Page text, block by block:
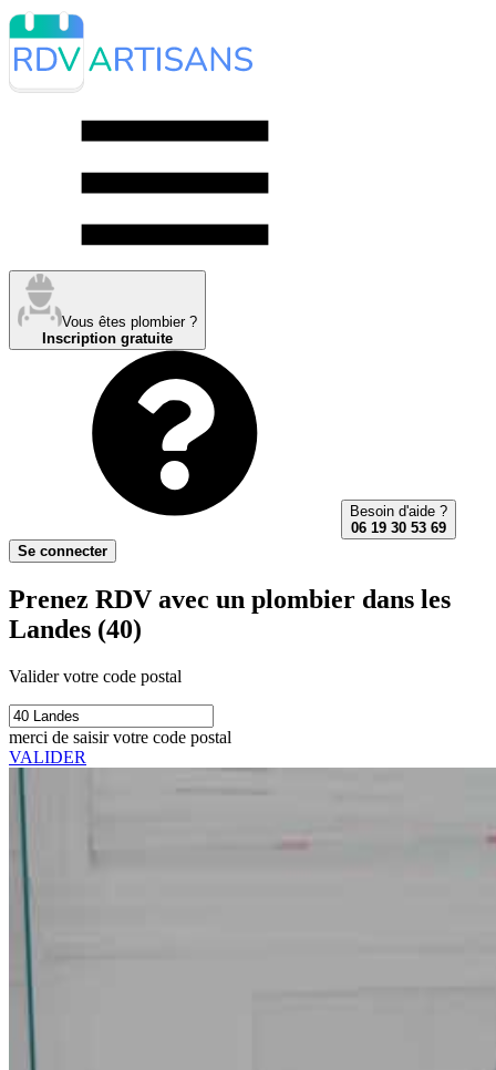
Vous êtes plombier ?
Inscription gratuite
Besoin d'aide ?
06 19 30 53 69
Se connecter
Prenez RDV avec un plombier dans les
Landes (40)
Valider votre code postal
merci de saisir votre code postal
VALIDER